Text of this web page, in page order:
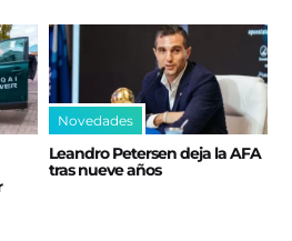
Novedades
Leandro Petersen deja la AFA
tras nueve años